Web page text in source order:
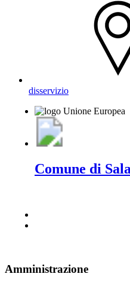
disservizio
Comune di
Amministrazione